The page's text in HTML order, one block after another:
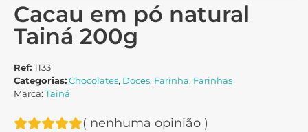
Cacau em pó natural
Tainá 200g
Ref: 1133
Categorias:Chocolates, Doces, Farinha, Farinhas
Marca: Tainá
( nenhuma opinião )